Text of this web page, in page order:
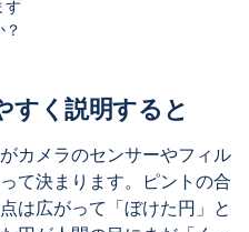
す
？
すく説明すると
カメラのセンサーやフィル
て決まります。ピントの合
は広がって「ぼけた円」と